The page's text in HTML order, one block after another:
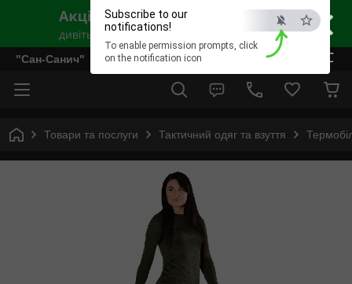
×
ESC
Subscribe to our
notifications!
To enable permission prompts, click
on the notification icon
"Сан-Санич"
Товари та послуги Тактичний одяг та взуття